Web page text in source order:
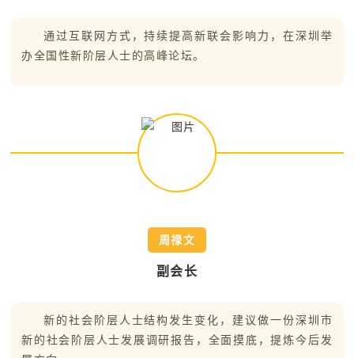
通过互联网方式，持续提高新联会影响力，在深圳举
办全国性新阶层人士的高峰论坛。
周禄文
副会长
新的社会阶层人士结构发生变化，建议做一份深圳市
新的社会阶层人士发展调研报告，全面摸底，提炼今后发